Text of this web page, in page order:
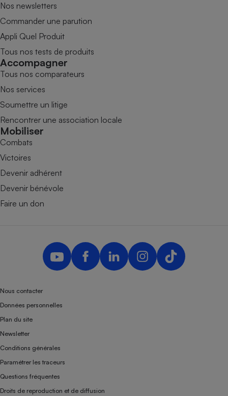
Nos newsletters
Commander une parution
Appli Quel Produit
Tous nos tests de produits
Accompagner
Tous nos comparateurs
Nos services
Soumettre un litige
Rencontrer une association locale
Mobiliser
Combats
Victoires
Devenir adhérent
Devenir bénévole
Faire un don
Nous contacter
Données personnelles
Plan du site
Newsletter
Conditions générales
Paramétrer les traceurs
Questions fréquentes
Droits de reproduction et de diffusion